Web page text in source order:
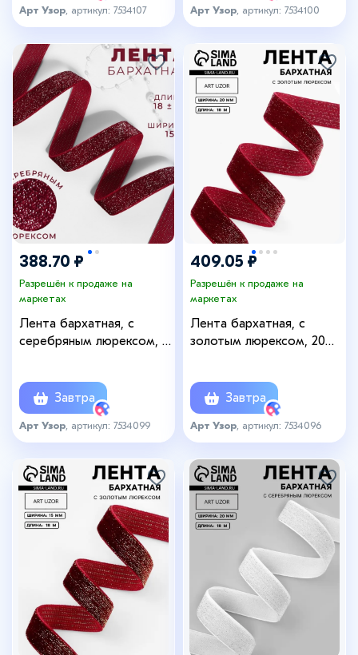
Арт Узор , артикул: 7534107 Арт Узор , артикул: 7534100
388.70 ₽
Разрешён к продаже на
маркетах
Лента бархатная, с
серебряным люрексом, 15
Завтра
Арт Узор , артикул: 7534099
409.05 ₽
Разрешён к продаже на
маркетах
Лента бархатная, с
золотым люрексом, 20
Завтра
Арт Узор , артикул: 7534096